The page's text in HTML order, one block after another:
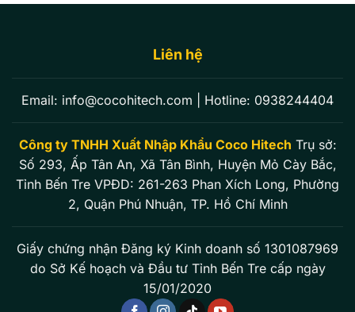
Liên hệ
Email: info@cocohitech.com | Hotline: 0938244404
Công ty TNHH Xuất Nhập Khẩu Coco Hitech Trụ sở:
Số 293, Ấp Tân An, Xã Tân Bình, Huyện Mỏ Cày Bắc,
Tỉnh Bến Tre VPĐD: 261-263 Phan Xích Long, Phường
2, Quận Phú Nhuận, TP. Hồ Chí Minh
Giấy chứng nhận Đăng ký Kinh doanh số 1301087969
do Sở Kế hoạch và Đầu tư Tỉnh Bến Tre cấp ngày
15/01/2020